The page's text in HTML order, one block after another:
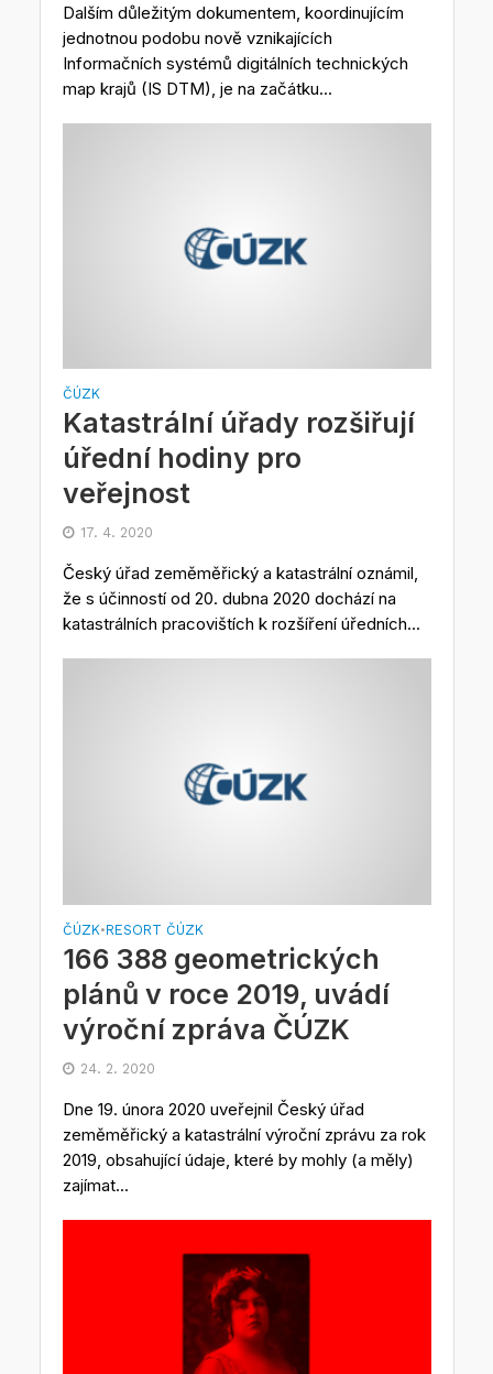
Dalším důležitým dokumentem, koordinujícím
jednotnou podobu nově vznikajících
Informačních systémů digitálních technických
map krajů (IS DTM), je na začátku...
ČÚZK
Katastrální úřady rozšiřují
úřední hodiny pro
veřejnost
17. 4. 2020
Český úřad zeměměřický a katastrální oznámil,
že s účinností od 20. dubna 2020 dochází na
katastrálních pracovištích k rozšíření úředních...
ČÚZK•RESORT ČÚZK
166 388 geometrických
plánů v roce 2019, uvádí
výroční zpráva ČÚZK
24. 2. 2020
Dne 19. února 2020 uveřejnil Český úřad
zeměměřický a katastrální výroční zprávu za rok
2019, obsahující údaje, které by mohly (a měly)
zajímat...